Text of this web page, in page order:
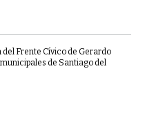
Frente Cívico de Gerardo
de Santiago del